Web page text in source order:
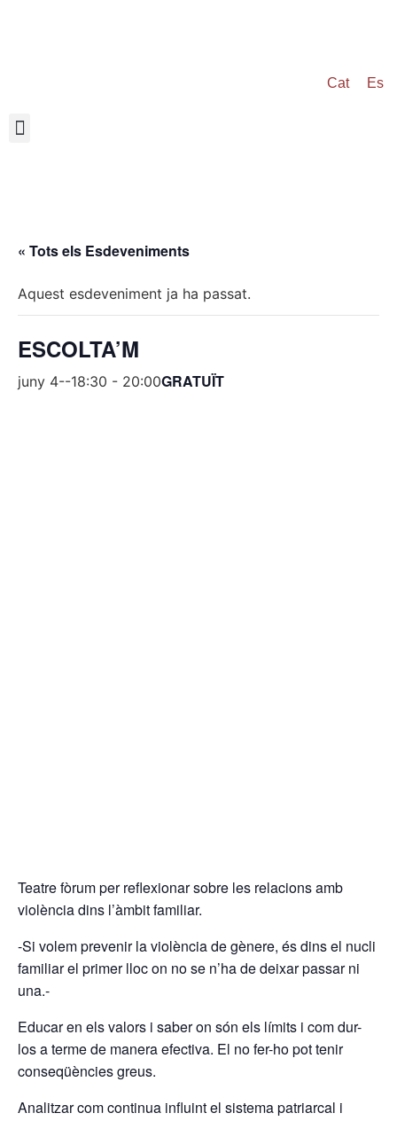
Cat Es
« Tots els Esdeveniments
Aquest esdeveniment ja ha passat.
ESCOLTA’M
juny 4--18:30 - 20:00GRATUÏT
Teatre fòrum per reflexionar sobre les relacions amb
violència dins l’àmbit familiar.
-Si volem prevenir la violència de gènere, és dins el nucli
familiar el primer lloc on no se n’ha de deixar passar ni
una.-
Educar en els valors i saber on són els límits i com dur-
los a terme de manera efectiva. El no fer-ho pot tenir
conseqüències greus.
Analitzar com continua influint el sistema patriarcal i